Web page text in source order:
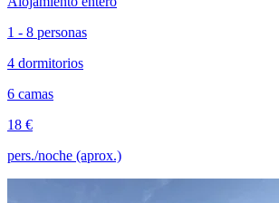
1 - 8 personas
4 dormitorios
6 camas
18 €
pers./noche (aprox.)